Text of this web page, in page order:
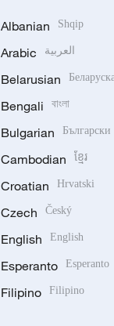
Albanian Shqip
Arabic العربية
Belarusian
Bengali বাংলা
Bulgarian Български
Cambodian ខ្មែរ
Croatian Hrvatski
Czech Český
English English
Esperanto Esperanto
Filipino Filipino